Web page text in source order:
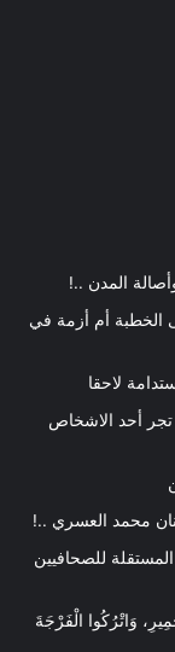
المدن ..!
الخطبة أم أزمة في
لاحقا
تجر أحد الاشخاص
محمد العسري ..!
للصحافيين
وَاتْرُكُوا الْفَرْجَةَ